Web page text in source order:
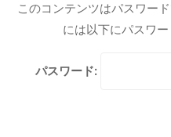
このコンテンツはパスワー
には以下にパスワ
パスワード: